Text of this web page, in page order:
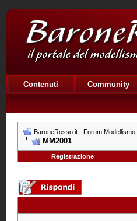
Contenuti Community
BaroneRosso.it - Forum Modellismo
MM2001
Registrazione